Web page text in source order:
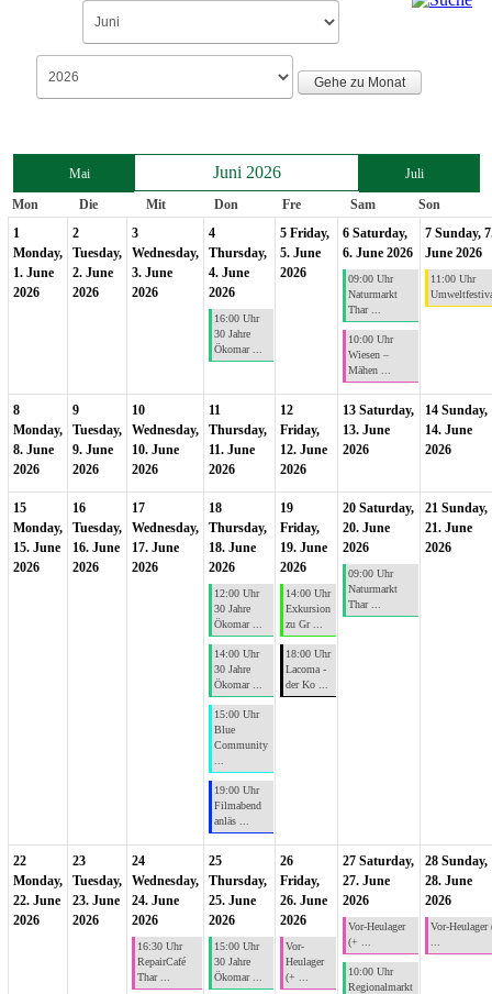
Gehe zu Monat
Mai Juni 2026
Juli
Mon
Die Mit Don Fre Sam
Son
1
Monday,
1. June
2026
2
Tuesday,
2. June
2026
3
Wednesday,
3. June
2026
4
Thursday,
4. June
2026
16:00 Uhr
30 Jahre
Ökomar ...
5 Friday,
5. June
2026
6 Saturday,
6. June 2026
09:00 Uhr
Naturmarkt
Thar ...
10:00 Uhr
Wiesen –
Mähen ...
7 Sunday,
June 2026
11:00 Uhr
8
Monday,
8. June
2026
9
Tuesday,
9. June
2026
10
Wednesday,
10. June
2026
11
Thursday,
11. June
2026
12
Friday,
12. June
2026
13 Saturday,
13. June
2026
14 Sunday,
14. June
2026
15
Monday,
15. June
2026
16
Tuesday,
16. June
2026
17
Wednesday,
17. June
2026
18
Thursday,
18. June
2026
12:00 Uhr
30 Jahre
Ökomar ...
14:00 Uhr
30 Jahre
Ökomar ...
15:00 Uhr
Blue
Community
19:00 Uhr
Filmabend
anläs ...
19
Friday,
19. June
2026
14:00 Uhr
Exkursion
zu Gr ...
18:00 Uhr
Lacoma -
der Ko ...
20 Saturday,
20. June
2026
09:00 Uhr
Naturmarkt
Thar ...
21 Sunday,
21. June
2026
22
Monday,
22. June
2026
23
Tuesday,
23. June
2026
24
Wednesday,
24. June
2026
16:30 Uhr
RepairCafé
Thar ...
25
Thursday,
25. June
2026
15:00 Uhr
30 Jahre
Ökomar ...
26
Friday,
26. June
2026
Vor-
Heulager
(+ ...
27 Saturday,
27. June
2026
Vor-Heulager
(+ ...
10:00 Uhr
Regionalmarkt
28 Sunday,
28. June
2026
Vor-Heulager